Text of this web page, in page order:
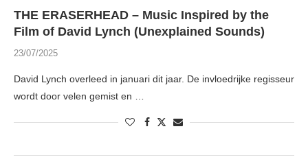
THE ERASERHEAD – Music Inspired by the
Film of David Lynch (Unexplained Sounds)
23/07/2025
David Lynch overleed in januari dit jaar. De invloedrijke regisseur
wordt door velen gemist en …